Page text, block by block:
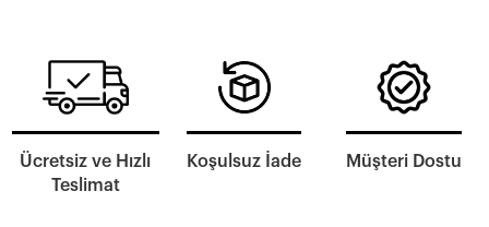
Ücretsiz ve Hızlı
Teslimat
Koşulsuz İade Müşteri Dostu